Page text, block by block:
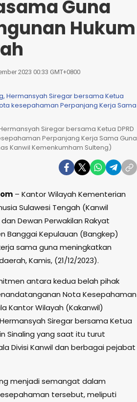
Guna
Hukum
2023 00:33 GMT+0800
Siregar bersama Ketua DPRD
Perpanjang Kerja Sama Guna
Kanwil Kemenkumham Sulteng)
– Kantor Wilayah Kementerian
Sulawesi Tengah (Kanwil
Dewan Perwakilan Rakyat
Banggai Kepulauan (Bangkep)
sama guna meningkatkan
Kamis, (21/12/2023).
antara kedua belah pihak
Nota Kesepahaman
Kantor Wilayah (Kakanwil)
Siregar bersama Ketua
Sinaling yang saat itu turut
Divisi Kanwil dan berbagai pejabat
menjadi semangat dalam
tersebut, meliputi